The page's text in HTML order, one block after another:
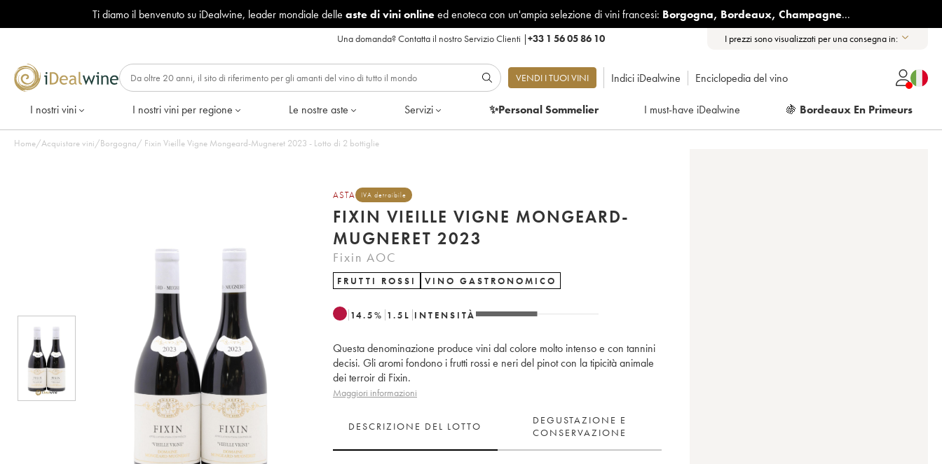
Ti diamo il benvenuto su iDealwine, leader mondiale delle aste di vini onlineed enoteca con un'ampia selezione di vini francesi: Borgogna, Bordeaux, Champagne...
Una domanda?Contatta il nostro Servizio Clienti |+33 1 56 05 86 10 I prezzi sono visualizzati per una consegna in:
VENDI I TUOI VINI Indici iDealwine Enciclopedia del vino
I nostri vini I nostri vini per regione Le nostre aste Servizi ✨Personal Sommelier I must-have iDealwine 🍇 Bordeaux En Primeurs
Home/Acquistare vini/Borgogna/ Fixin Vieille Vigne Mongeard-Mugneret 2023 - Lotto di 2 bottiglie
ASTA IVA detraibile
FIXIN VIEILLE VIGNE MONGEARD-
MUGNERET 2023
Fixin AOC
FRUTTI ROSSI VINO GASTRONOMICO
14.5% 1.5 L INTENSITÀ
Questa denominazione produce vini dal colore molto intenso e con tannini
decisi. Gli aromi fondono i frutti rossi e neri del pinot con la tipicità animale
dei terroir di Fixin.
Maggiori informazioni
DESCRIZIONE DEL LOTTO
DEGUSTAZIONE E
CONSERVAZIONE